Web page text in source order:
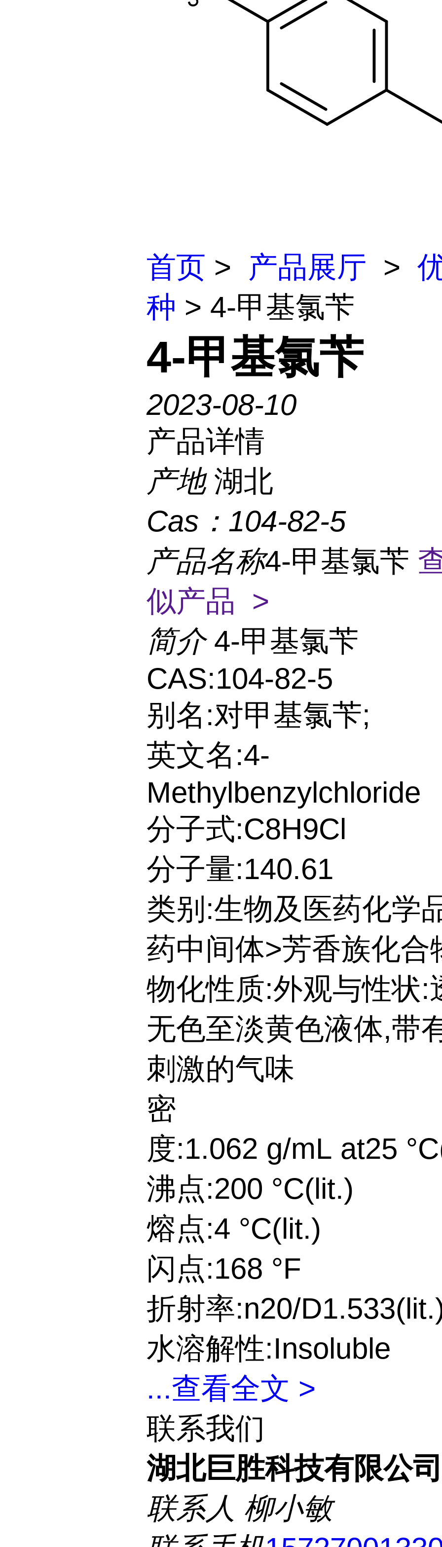
首页 > 产品展厅 >
种 > 4-甲基氯苄
4-甲基氯苄
2023-08-10
产品详情
产地 湖北
Cas： 104-82-5
产品名称4-甲基氯苄
似产品 >
简介 4-甲基氯苄
CAS:104-82-5
别名:对甲基氯苄;
英文名:4-
Methylbenzylchloride
分子式:C8H9Cl
分子量:140.61
类别:生物及医药化学
药中间体>芳香族化合
物化性质:外观与性状:
无色至淡黄色液体,带
刺激的气味
密
度:1.062 g/mL at25
沸点:200 °C(lit.)
熔点:4 °C(lit.)
闪点:168 °F
折射率:n20/
水溶解性:Insoluble
...查看全文 >
联系我们
湖北巨胜科技有限公司
联系人 柳小敏